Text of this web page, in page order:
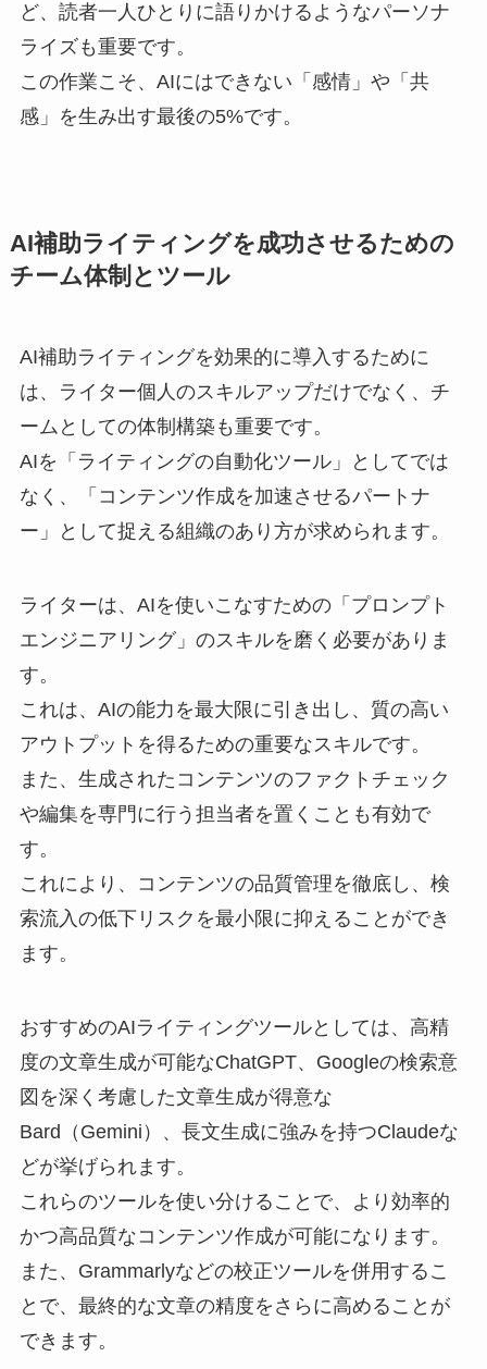
ど、読者一人ひとりに語りかけるようなパーソナ
ライズも重要です。
この作業こそ、AIにはできない「感情」や「共
感」を生み出す最後の5%です。
AI補助ライティングを成功させるための
チーム体制とツール
AI補助ライティングを効果的に導入するために
は、ライター個人のスキルアップだけでなく、チ
ームとしての体制構築も重要です。
AIを「ライティングの自動化ツール」としてでは
なく、「コンテンツ作成を加速させるパートナ
ー」として捉える組織のあり方が求められます。
ライターは、AIを使いこなすための「プロンプト
エンジニアリング」のスキルを磨く必要がありま
す。
これは、AIの能力を最大限に引き出し、質の高い
アウトプットを得るための重要なスキルです。
また、生成されたコンテンツのファクトチェック
や編集を専門に行う担当者を置くことも有効で
す。
これにより、コンテンツの品質管理を徹底し、検
索流入の低下リスクを最小限に抑えることができ
ます。
おすすめのAIライティングツールとしては、高精
度の文章生成が可能なChatGPT、Googleの検索意
図を深く考慮した文章生成が得意な
Bard（Gemini）、長文生成に強みを持つClaudeな
どが挙げられます。
これらのツールを使い分けることで、より効率的
かつ高品質なコンテンツ作成が可能になります。
また、Grammarlyなどの校正ツールを併用するこ
とで、最終的な文章の精度をさらに高めることが
できます。